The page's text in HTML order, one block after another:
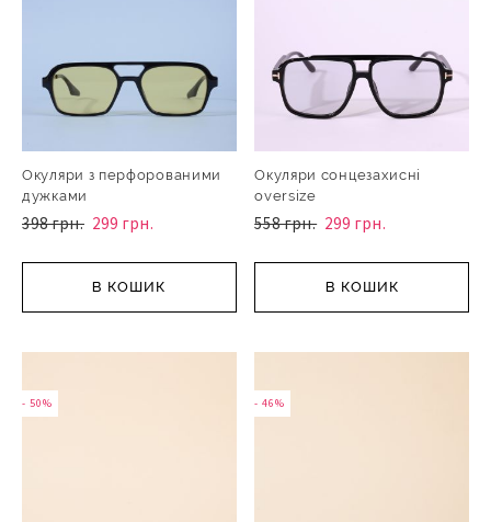
Окуляри з перфорованими
дужками
398 грн. 299 грн.
В КОШИК
Окуляри сонцезахисні
oversize
558 грн. 299 грн.
В КОШИК
- 50% - 46%